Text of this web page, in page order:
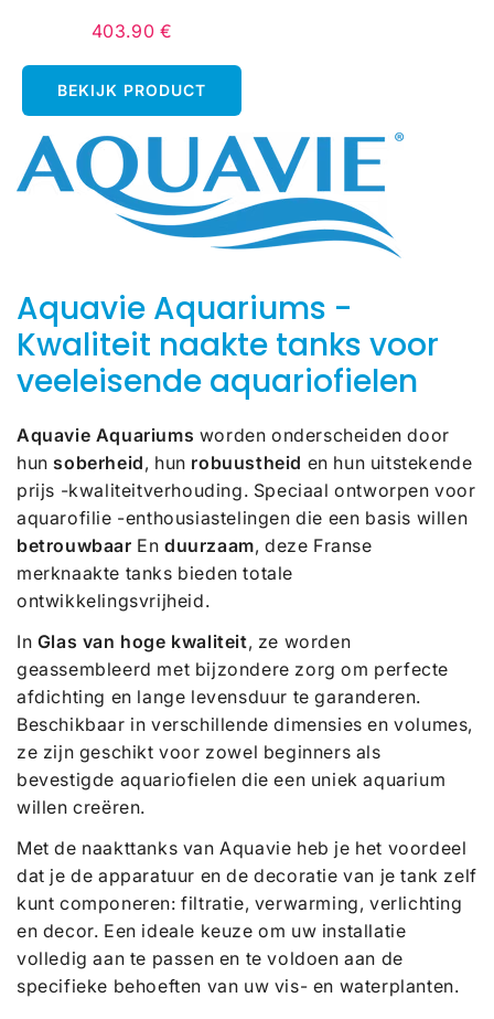
Normale
403.90 €
BEKIJK PRODUCT
Aquavie Aquariums -
Kwaliteit naakte tanks voor
veeleisende aquariofielen
Aquavie Aquariums worden onderscheiden door
hun soberheid, hun robuustheid en hun uitstekende
prijs -kwaliteitverhouding. Speciaal ontworpen voor
aquarofilie -enthousiastelingen die een basis willen
betrouwbaar Enduurzaam, deze Franse
merknaakte tanks bieden totale
ontwikkelingsvrijheid.
In Glas van hoge kwaliteit, ze worden
geassembleerd met bijzondere zorg om perfecte
afdichting en lange levensduur te garanderen.
Beschikbaar in verschillende dimensies en volumes,
ze zijn geschikt voor zowel beginners als
bevestigde aquariofielen die een uniek aquarium
willen creëren.
Met de naakttanks van Aquavie heb je het voordeel
dat je de apparatuur en de decoratie van je tank zelf
kunt componeren: filtratie, verwarming, verlichting
en decor. Een ideale keuze om uw installatie
volledig aan te passen en te voldoen aan de
specifieke behoeften van uw vis- en waterplanten.